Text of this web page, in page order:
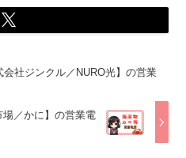
会社ジンクル／NURO光】の営業
／かに】の営業電